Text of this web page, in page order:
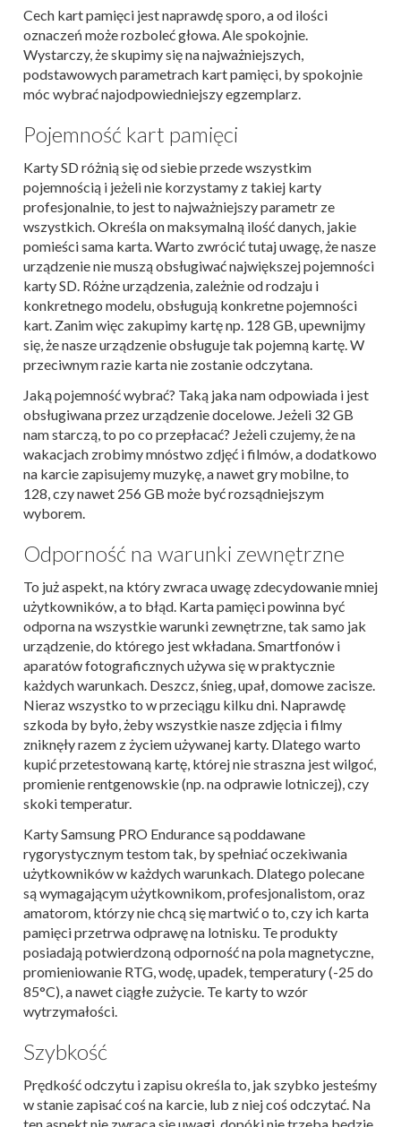
Cech kart pamięci jest naprawdę sporo, a od ilości
oznaczeń może rozboleć głowa. Ale spokojnie.
Wystarczy, że skupimy się na najważniejszych,
podstawowych parametrach kart pamięci, by spokojnie
móc wybrać najodpowiedniejszy egzemplarz.
Pojemność kart pamięci
Karty SD różnią się od siebie przede wszystkim
pojemnością i jeżeli nie korzystamy z takiej karty
profesjonalnie, to jest to najważniejszy parametr ze
wszystkich. Określa on maksymalną ilość danych, jakie
pomieści sama karta. Warto zwrócić tutaj uwagę, że nasze
urządzenie nie muszą obsługiwać największej pojemności
karty SD. Różne urządzenia, zależnie od rodzaju i
konkretnego modelu, obsługują konkretne pojemności
kart. Zanim więc zakupimy kartę np. 128 GB, upewnijmy
się, że nasze urządzenie obsługuje tak pojemną kartę. W
przeciwnym razie karta nie zostanie odczytana.
Jaką pojemność wybrać? Taką jaka nam odpowiada i jest
obsługiwana przez urządzenie docelowe. Jeżeli 32 GB
nam starczą, to po co przepłacać? Jeżeli czujemy, że na
wakacjach zrobimy mnóstwo zdjęć i filmów, a dodatkowo
na karcie zapisujemy muzykę, a nawet gry mobilne, to
128, czy nawet 256 GB może być rozsądniejszym
wyborem.
Odporność na warunki zewnętrzne
To już aspekt, na który zwraca uwagę zdecydowanie mniej
użytkowników, a to błąd. Karta pamięci powinna być
odporna na wszystkie warunki zewnętrzne, tak samo jak
urządzenie, do którego jest wkładana. Smartfonów i
aparatów fotograficznych używa się w praktycznie
każdych warunkach. Deszcz, śnieg, upał, domowe zacisze.
Nieraz wszystko to w przeciągu kilku dni. Naprawdę
szkoda by było, żeby wszystkie nasze zdjęcia i filmy
zniknęły razem z życiem używanej karty. Dlatego warto
kupić przetestowaną kartę, której nie straszna jest wilgoć,
promienie rentgenowskie (np. na odprawie lotniczej), czy
skoki temperatur.
Karty Samsung PRO Endurance są poddawane
rygorystycznym testom tak, by spełniać oczekiwania
użytkowników w każdych warunkach. Dlatego polecane
są wymagającym użytkownikom, profesjonalistom, oraz
amatorom, którzy nie chcą się martwić o to, czy ich karta
pamięci przetrwa odprawę na lotnisku. Te produkty
posiadają potwierdzoną odporność na pola magnetyczne,
promieniowanie RTG, wodę, upadek, temperatury (-25 do
85°C), a nawet ciągłe zużycie. Te karty to wzór
wytrzymałości.
Szybkość
Prędkość odczytu i zapisu określa to, jak szybko jesteśmy
w stanie zapisać coś na karcie, lub z niej coś odczytać. Na